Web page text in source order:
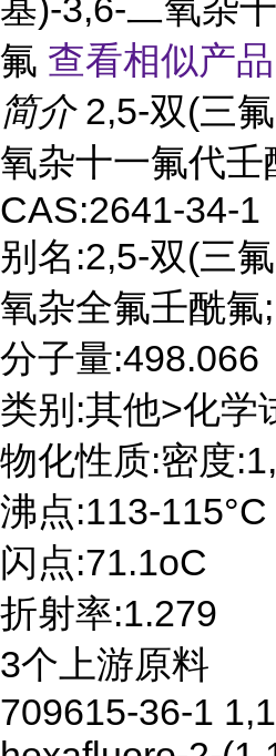
基)-3,6-二氧杂
氟 查看相似产
简介 2,5-双(三
氧杂十一氟代壬
CAS:2641-34-1
别名:2,5-双(三
氧杂全氟壬酰氟;
分子量:498.066
类别:其他>化学
物化性质:密度
沸点:113-115°C
闪点:71.1oC
折射率:1.279
3个上游原料
709615-36-1